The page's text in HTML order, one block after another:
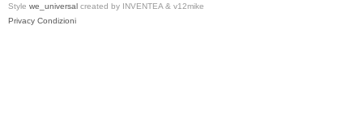
Style we_universal created by INVENTEA & v12mike
Privacy Condizioni